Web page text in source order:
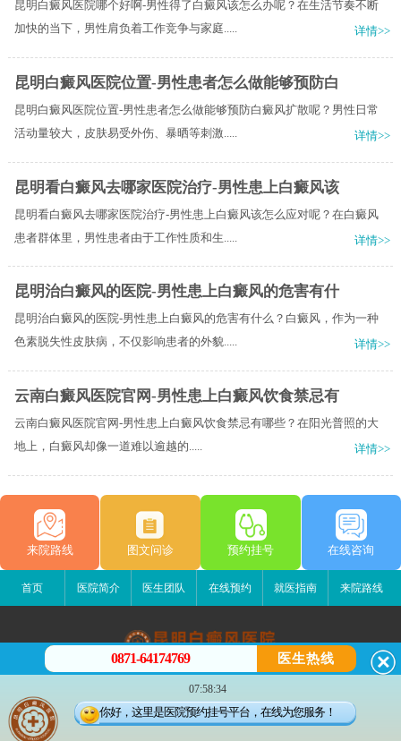
昆明白癜风医院哪个好啊-男性得了白癜风该怎么办呢？在生活节奏不断
加快的当下，男性肩负着工作竞争与家庭.....
详情>>
昆明白癜风医院位置-男性患者怎么做能够预防白
昆明白癜风医院位置-男性患者怎么做能够预防白癜风扩散呢？男性日常
活动量较大，皮肤易受外伤、暴晒等刺激.....
详情>>
昆明看白癜风去哪家医院治疗-男性患上白癜风该
昆明看白癜风去哪家医院治疗-男性患上白癜风该怎么应对呢？在白癜风
患者群体里，男性患者由于工作性质和生.....
详情>>
昆明治白癜风的医院-男性患上白癜风的危害有什
昆明治白癜风的医院-男性患上白癜风的危害有什么？白癜风，作为一种
色素脱失性皮肤病，不仅影响患者的外貌.....
详情>>
云南白癜风医院官网-男性患上白癜风饮食禁忌有
云南白癜风医院官网-男性患上白癜风饮食禁忌有哪些？​在阳光普照的大
地上，白癜风却像一道难以逾越的.....
详情>>
来院路线 图文问诊 预约挂号 在线咨询
首页 医院简介 医生团队 在线预约 就医指南 来院路线
昆明白癜风医院
昆明市五华区护国路2号
版权所有：昆明白癜风医院
联系电话：0871-64174769
0871-64174769 医生热线
07:58:34
你好，这里是医院预约挂号平台，在线为您服务！